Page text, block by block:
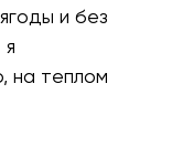
и без
на теплом